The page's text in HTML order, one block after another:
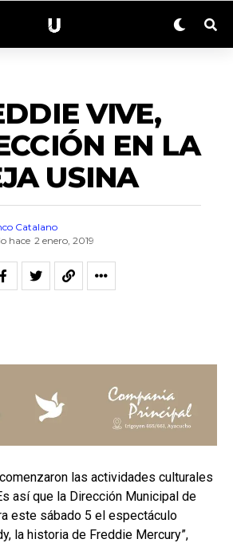
VIVE,
EN LA
USINA
Catalano
hace 2 enero, 2019
las actividades culturales
así que la Dirección Municipal de
este sábado 5 el espectáculo
la historia de Freddie Mercury”,